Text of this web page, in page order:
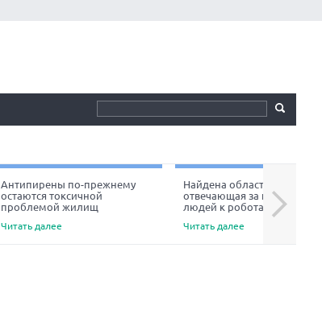
Антипирены по-прежнему
остаются токсичной
проблемой жилищ
Читать далее
Найдена область мозга,
отвечающая за неприязнь
людей к роботам
Читать далее
Next